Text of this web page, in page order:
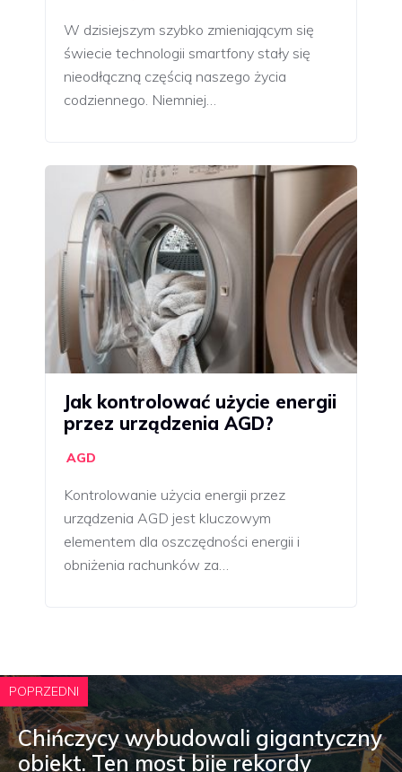
W dzisiejszym szybko zmieniającym się
świecie technologii smartfony stały się
nieodłączną częścią naszego życia
codziennego. Niemniej…
Jak kontrolować użycie energii
przez urządzenia AGD?
AGD
Kontrolowanie użycia energii przez
urządzenia AGD jest kluczowym
elementem dla oszczędności energii i
obniżenia rachunków za…
POPRZEDNI
Chińczycy wybudowali gigantyczny
obiekt. Ten most bije rekordy